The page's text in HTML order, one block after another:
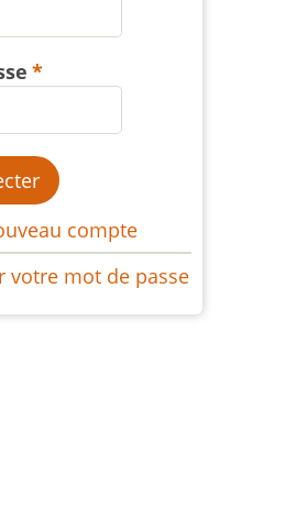
compte
votre mot de passe